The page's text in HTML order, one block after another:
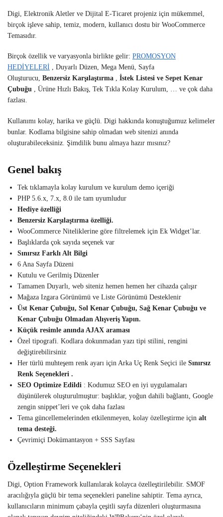
Digi, Elektronik Aletler ve Dijital E-Ticaret projeniz için mükemmel,
birçok işleve sahip, temiz, modern, kullanıcı dostu bir WooCommerce
Temasıdır.
Birçok özellik ve varyasyonla birlikte gelir: PROMOSYON
HEDİYELERİ , Duyarlı Düzen, Mega Menü, Sayfa
Oluşturucu, Benzersiz Karşılaştırma , İstek Listesi ve Sepet Kenar
Çubuğu , Ürüne Hızlı Bakış, Tek Tıkla Kolay Kurulum, … ve çok daha
fazlası.
Kullanımı kolay, harika ve güçlü. Digi hakkında konuştuğumuz kelimeler
bunlar. Kodlama bilgisine sahip olmadan web sitenizi anında
oluşturabileceksiniz. Şimdilik bunu almaya hazır mısınız?
Genel bakış
Tek tıklamayla kolay kurulum ve kurulum demo içeriği
PHP 5.6.x, 7.x, 8.0 ile tam uyumludur
Hediye özelliği
Benzersiz Karşılaştırma özelliği.
WooCommerce Niteliklerine göre filtrelemek için Ek Widget’lar.
Başlıklarda çok sayıda seçenek var
Sınırsız Farklı Alt Bilgi
6 Ana Sayfa Düzeni
Kutulu ve Gerilmiş Düzenler
Tamamen Duyarlı, web siteniz hemen hemen her cihazda çalışır
Mağaza Izgara Görünümü ve Liste Görünümü Desteklenir
Üst Kenar Çubuğu, Sol Kenar Çubuğu, Sağ Kenar Çubuğu ve
Kenar Çubuğu Olmadan Alışveriş Yapın.
Küçük resimle anında AJAX araması
Özel tipografi. Kodlara dokunmadan yazı tipi stilini, rengini
değiştirebilirsiniz
Her türlü muhteşem renk ayarı için Arka Uç Renk Seçici ile Sınırsız
Renk Seçenekleri .
SEO Optimize Edildi : Kodumuz SEO en iyi uygulamaları
düşünülerek oluşturulmuştur: başlıklar, yoğun dahili bağlantı, Google
zengin snippet’leri ve çok daha fazlası
Tema güncellemelerinden etkilenmeyen, kolay özelleştirme için alt
tema desteği.
Çevrimiçi Dokümantasyon + SSS Sayfası
Özelleştirme Seçenekleri
Digi, Option Framework kullanılarak kolayca özelleştirilebilir. SMOF
aracılığıyla güçlü bir tema seçenekleri paneline sahiptir. Tema ayrıca,
kullanıcıların minimum çabayla çeşitli sayfa düzenleri oluşturmasına